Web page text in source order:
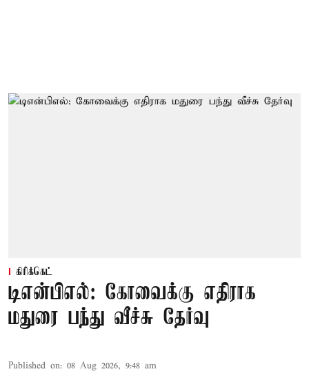
கிரிக்கெட்
டிஎன்பிஎல்: கோவைக்கு எதிராக
மதுரை பந்து வீச்சு தேர்வு
Published on: 08 Aug 2026, 9:48 am